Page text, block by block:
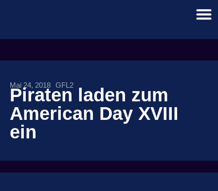
Mai 24, 2018 GFL2
Piraten laden zum
American Day XVIII
ein